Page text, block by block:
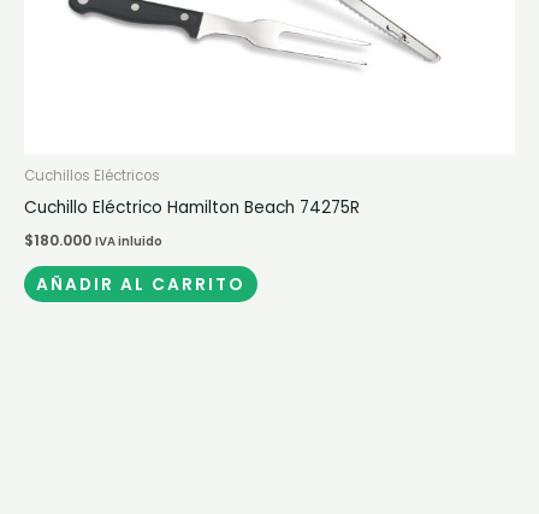
Cuchillos Eléctricos
Cuchillo Eléctrico Hamilton Beach 74275R
$180.000 IVA inluido
AÑADIR AL CARRITO